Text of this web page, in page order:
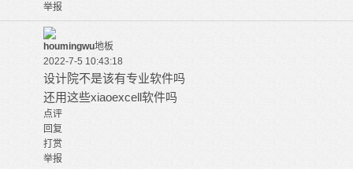
举报
houmingwu地板
2022-7-5 10:43:18
设计院不是该有专业软件吗
还用这些xiaoexcell软件吗
点评
回复
打赏
举报